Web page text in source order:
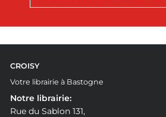
CROISY
Votre librairie à Bastogne
Notre librairie:
Rue du Sablon 131,